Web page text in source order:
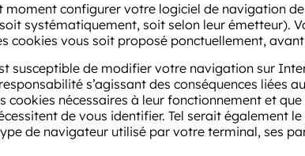
moment configurer votre logiciel de navigation
systématiquement, soit selon leur
cookies vous soit proposé ponctuellement,
susceptible de modifier votre navigation sur
s’agissant des conséquences liées
cookies nécessaires à leur fonctionnement et
de vous identifier. Tel serait également
de navigateur utilisé par votre terminal, ses